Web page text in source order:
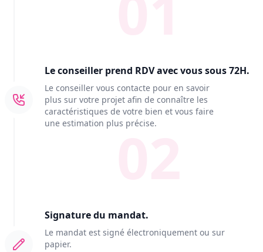
Le conseiller prend RDV avec vous sous 72H.
Le conseiller vous contacte pour en savoir
plus sur votre projet afin de connaître les
caractéristiques de votre bien et vous faire
une estimation plus précise.
Signature du mandat.
Le mandat est signé électroniquement ou sur
papier.